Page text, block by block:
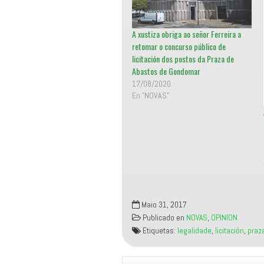
n
u
n
a
v
e
n
a
n
a
n
u
e
c
e
b
o
o
k
(
e
a
b
r
e
e
v
a
)
A xustiza obriga ao señor Ferreira a
retomar o concurso público de
licitación dos postos da Praza de
Abastos de Gondomar
17/08/2020
En "NOVAS"
Maio 31, 2017
Publicado en NOVAS, OPINION
Etiquetas: legalidade, licitación,